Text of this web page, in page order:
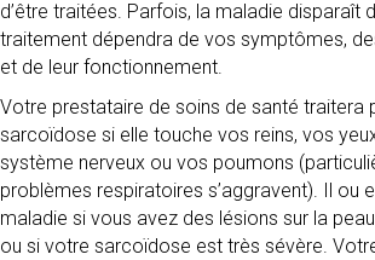
d’être traitées. Parfois, la maladie disparaît
traitement dépendra de vos symptômes,
et de leur fonctionnement.
Votre prestataire de soins de santé traitera
sarcoïdose si elle touche vos reins, vos
système nerveux ou vos poumons
problèmes respiratoires s’aggravent). Il ou
maladie si vous avez des lésions sur la
ou si votre sarcoïdose est très sévère.